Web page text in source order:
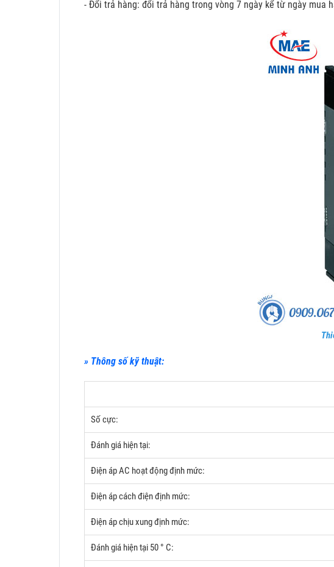
- Đổi trả hàng: đổi trả hàng trong vòng 7 ngày kể từ ngày mua
» Thông số kỹ thuật:
Số cực:
Đánh giá hiện tại:
Điện áp AC hoạt động định mức:
Điện áp cách điện định mức:
Điện áp chịu xung định mức:
Đánh giá hiện tại 50 ° C: